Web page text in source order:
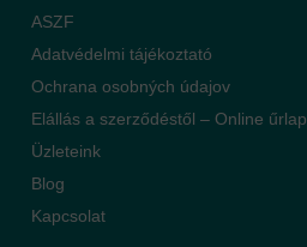
ASZF
Adatvédelmi tájékoztató
Ochrana osobných údajov
Elállás a szerződéstől – Online űrlap
Üzleteink
Blog
Kapcsolat